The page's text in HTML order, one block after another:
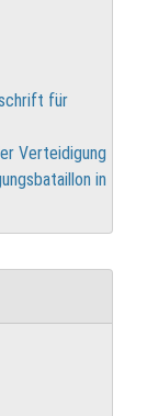
für
Verteidigung
in